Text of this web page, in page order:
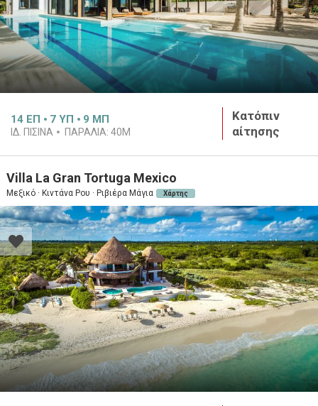
14 ΕΠ 7 ΥΠ 9 ΜΠ
ΙΔ. ΠΙΣΙΝΑ ΠΑΡΑΛΙΑ: 40M
Κατόπιν
αίτησης
Villa La Gran Tortuga Mexico
Μεξικό · Κιντάνα Ρου · Ριβιέρα Μάγια Χάρτης